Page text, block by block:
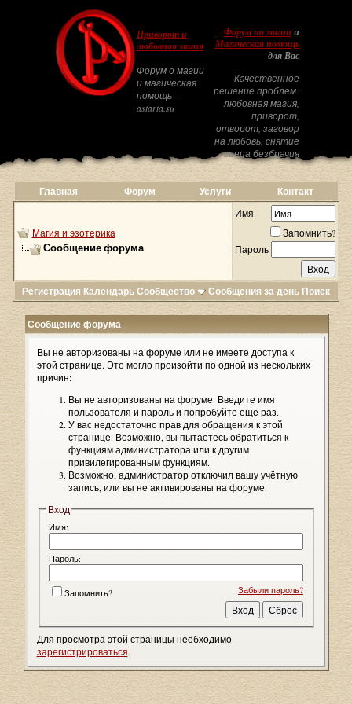
Приворот и
любовная магия
Форум о магии
и магическая
помощь -
astarta.su
Форум по магиии
Магическая помощь
для Вас
Качественное
решение проблем:
любовная магия,
приворот,
отворот, заговор
на любовь, снятие
венца безбрачия
Главная Форум Услуги Контакт
Магия и эзотерика
Сообщение форума
Имя
Запомнить?
Пароль
Регистрация КалендарьСообщество Сообщения за день Поиск
Сообщение форума
Вы не авторизованы на форуме или не имеете доступа к
этой странице. Это могло произойти по одной из нескольких
причин:
Вы не авторизованы на форуме. Введите имя
пользователя и пароль и попробуйте ещё раз.
У вас недостаточно прав для обращения к этой
странице. Возможно, вы пытаетесь обратиться к
функциям администратора или к другим
привилегированным функциям.
Возможно, администратор отключил вашу учётную
запись, или вы не активированы на форуме.
Вход
Имя:
Пароль:
Забыли пароль?
Запомнить?
Для просмотра этой страницы необходимо
зарегистрироваться.